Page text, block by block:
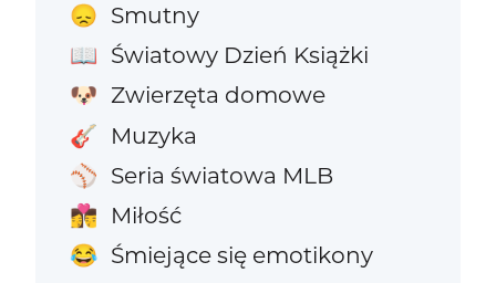
😞 Smutny
📖 Światowy Dzień Książki
🐶 Zwierzęta domowe
🎸 Muzyka
⚾ Seria światowa MLB
👩‍❤️‍💋‍👨 Miłość
😂 Śmiejące się emotikony